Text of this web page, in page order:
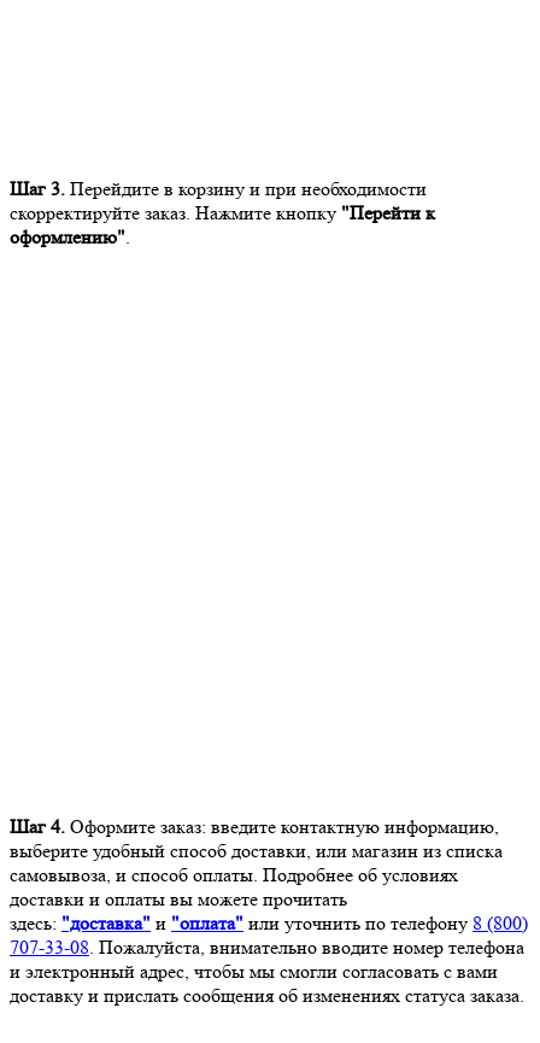
Шаг 3. Перейдите в корзину и при необходимости
скорректируйте заказ. Нажмите кнопку "Перейти к
оформлению".
Шаг 4. Оформите заказ: введите контактную информацию,
выберите удобный способ доставки, или магазин из списка
самовывоза, и способ оплаты. Подробнее об условиях
доставки и оплаты вы можете прочитать
здесь: "доставка" и "оплата" или уточнить по телефону 8 (800)
707-33-08. Пожалуйста, внимательно вводите номер телефона
и электронный адрес, чтобы мы смогли согласовать с вами
доставку и прислать сообщения об изменениях статуса заказа.